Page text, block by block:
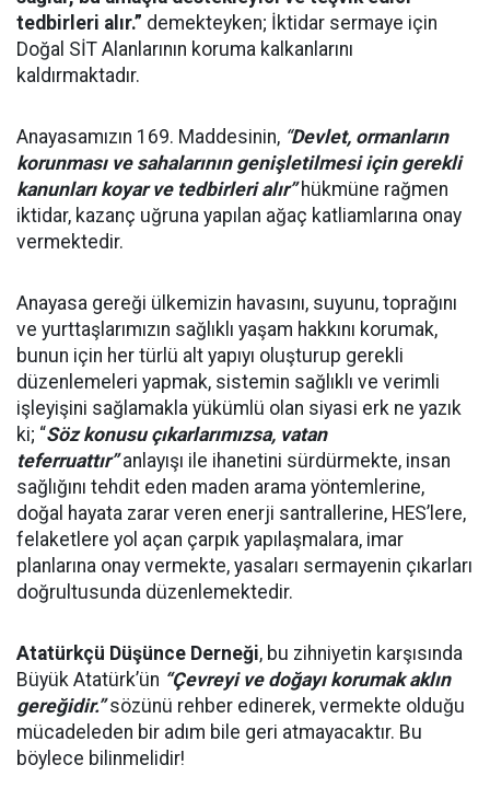
tedbirleri alır.” demekteyken; İktidar sermaye için
Doğal SİT Alanlarının koruma kalkanlarını
kaldırmaktadır.
Anayasamızın 169. Maddesinin, “Devlet, ormanların
korunması ve sahalarının genişletilmesi için gerekli
kanunları koyar ve tedbirleri alır”hükmüne rağmen
iktidar, kazanç uğruna yapılan ağaç katliamlarına onay
vermektedir.
Anayasa gereği ülkemizin havasını, suyunu, toprağını
ve yurttaşlarımızın sağlıklı yaşam hakkını korumak,
bunun için her türlü alt yapıyı oluşturup gerekli
düzenlemeleri yapmak, sistemin sağlıklı ve verimli
işleyişini sağlamakla yükümlü olan siyasi erk ne yazık
ki; “Söz konusu çıkarlarımızsa, vatan
teferruattır”anlayışı ile ihanetini sürdürmekte, insan
sağlığını tehdit eden maden arama yöntemlerine,
doğal hayata zarar veren enerji santrallerine, HES’lere,
felaketlere yol açan çarpık yapılaşmalara, imar
planlarına onay vermekte, yasaları sermayenin çıkarları
doğrultusunda düzenlemektedir.
Atatürkçü Düşünce Derneği, bu zihniyetin karşısında
Büyük Atatürk’ün “Çevreyi ve doğayı korumak aklın
gereğidir.”sözünü rehber edinerek, vermekte olduğu
mücadeleden bir adım bile geri atmayacaktır. Bu
böylece bilinmelidir!